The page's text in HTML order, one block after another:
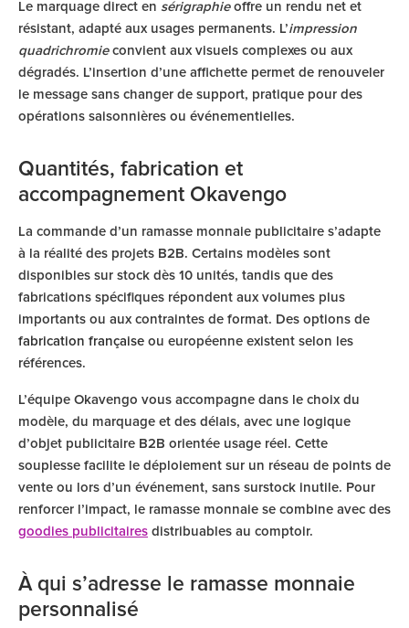
Le marquage direct en sérigraphieoffre un rendu net et
résistant, adapté aux usages permanents. L’impression
quadrichromieconvient aux visuels complexes ou aux
dégradés. L’insertion d’une affichette permet de renouveler
le message sans changer de support, pratique pour des
opérations saisonnières ou événementielles.
Quantités, fabrication et
accompagnement Okavengo
La commande d’un ramasse monnaie publicitaire s’adapte
à la réalité des projets B2B. Certains modèles sont
disponibles sur stock dès 10 unités, tandis que des
fabrications spécifiques répondent aux volumes plus
importants ou aux contraintes de format. Des options de
fabrication française ou européenne existent selon les
références.
L’équipe Okavengo vous accompagne dans le choix du
modèle, du marquage et des délais, avec une logique
d’objet publicitaire B2B orientée usage réel. Cette
souplesse facilite le déploiement sur un réseau de points de
vente ou lors d’un événement, sans surstock inutile. Pour
renforcer l’impact, le ramasse monnaie se combine avec des
goodies publicitaires distribuables au comptoir.
À qui s’adresse le ramasse monnaie
personnalisé